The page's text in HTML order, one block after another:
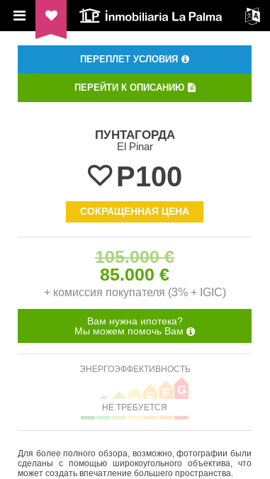
ILP Inmobiliaria La Palma
ПЕРЕПЛЕТ УСЛОВИЯ
ПЕРЕЙТИ К ОПИСАНИЮ
ПУНТАГОРДА
El Pinar
P100
СОКРАЩЕННАЯ ЦЕНА
105.000 €
85.000 €
+ комиссия покупателя (3% + IGIC)
Вам нужна ипотека?
Мы можем помочь Вам
ЭНЕРГОЭФФЕКТИВНОСТЬ
B C D E F G
НЕ ТРЕБУЕТСЯ
Для более полного обзора, возможно, фотографии были
сделаны с помощью широкоугольного объектива, что
может создать впечатление большего пространства.